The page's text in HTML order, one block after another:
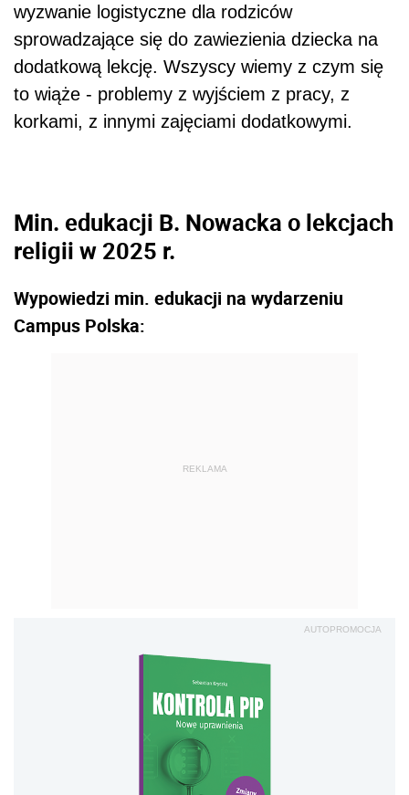
wyzwanie logistyczne dla rodziców
sprowadzające się do zawiezienia dziecka na
dodatkową lekcję. Wszyscy wiemy z czym się
to wiąże - problemy z wyjściem z pracy, z
korkami, z innymi zajęciami dodatkowymi.
Min. edukacji B. Nowacka o lekcjach
religii w 2025 r.
Wypowiedzi min. edukacji na wydarzeniu
Campus Polska:
REKLAMA
AUTOPROMOCJA